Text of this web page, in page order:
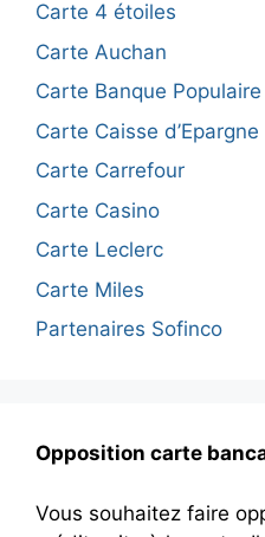
Carte 4 étoiles
Carte Auchan
Carte Banque Populaire
Carte Caisse d’Epargne
Carte Carrefour
Carte Casino
Carte Leclerc
Carte Miles
Partenaires Sofinco
Opposition carte
Vous souhaitez faire